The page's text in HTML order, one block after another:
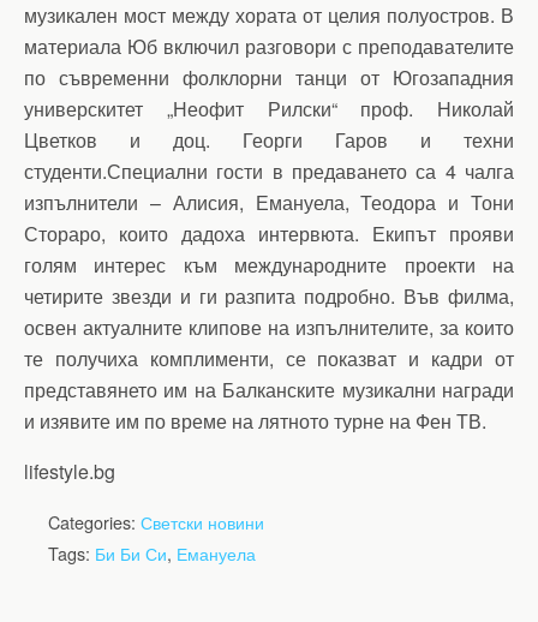
музикален мост между хората от целия полуостров. В
материала Юб включил разговори с преподавателите
по съвременни фолклорни танци от Югозападния
универскитет „Неофит Рилски“ проф. Николай
Цветков и доц. Георги Гаров и техни
студенти.Специални гости в предаването са 4 чалга
изпълнители – Алисия, Емануела, Теодора и Тони
Стораро, които дадоха интервюта. Екипът прояви
голям интерес към международните проекти на
четирите звезди и ги разпита подробно. Във филма,
освен актуалните клипове на изпълнителите, за които
те получиха комплименти, се показват и кадри от
представянето им на Балканските музикални награди
и изявите им по време на лятното турне на Фен ТВ.
lifestyle.bg
Categories: Светски новини
Tags: Би Би Си, Емануела